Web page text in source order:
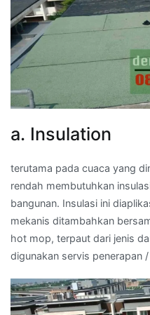
a. Insulation
terutama pada cuaca yang
rendah membutuhkan
bangunan. Insulasi ini
mekanis ditambahkan
hot mop, terpaut dari jenis
digunakan servis penerapan